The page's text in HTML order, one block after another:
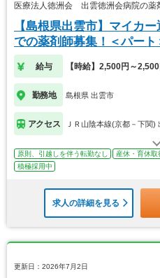
医療法人徳洲会 出雲徳洲会病院の薬
【島根県出雲市】マイカ
での薬剤師募集！＜パート
給与 【時給】2,500円～
勤務地 島根県 出雲市
アクセス ＪＲ山陰本線(京都－下関)
原則、引越しを伴う転勤なし 産休・育休取
積極採用中
求人の詳細を見る
更新日：2026年7月2日